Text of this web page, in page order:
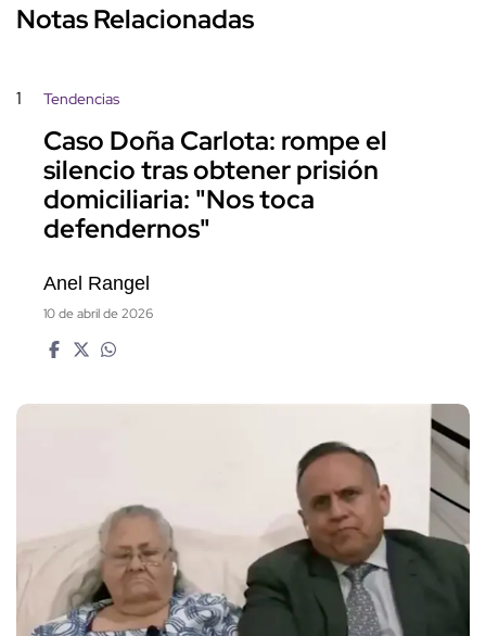
Notas Relacionadas
1 Tendencias
Caso Doña Carlota: rompe el
silencio tras obtener prisión
domiciliaria: "Nos toca
defendernos"
Anel Rangel
10 de abril de 2026